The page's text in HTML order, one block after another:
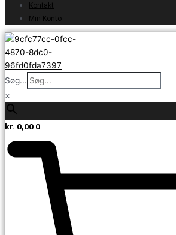
Kontakt
Min Konto
Søg...
×
kr. 0,00 0